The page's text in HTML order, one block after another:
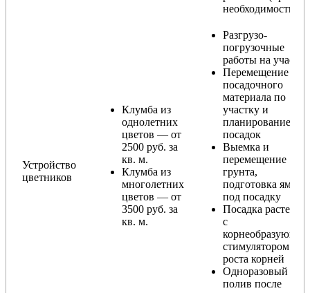
необходимости)
Устройство
цветников
Клумба из
однолетних
цветов — от
2500 руб. за
кв. м.
Клумба из
многолетних
цветов — от
3500 руб. за
кв. м.
Разгрузо-
погрузочные
работы на участке
Перемещение
посадочного
материала по
участку и
планирование
посадок
Выемка и
перемещение
грунта,
подготовка ямы
под посадку
Посадка растений
с
корнеобразующим
стимулятором
роста корней
Одноразовый
полив после